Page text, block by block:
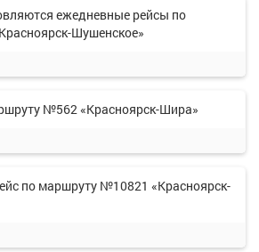
ежедневные рейсы по
Шушенское»
№562 «Красноярск-Шира»
по маршруту №10821 «Красноярск-